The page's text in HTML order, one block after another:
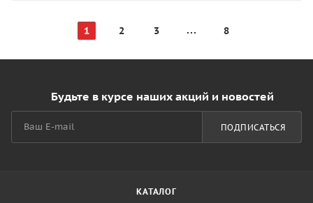
1 2 3 8
Будьте в курсе наших акций и новостей
ПОДПИСАТЬСЯ
КАТАЛОГ